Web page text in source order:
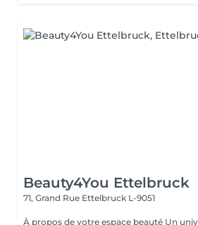
Beauty4You Ettelbruck
71, Grand Rue Ettelbruck L-9051
À propos de votre espace beauté Un univers pensé